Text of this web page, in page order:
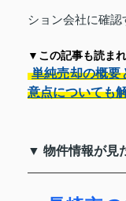
ション会社に確認
▼この記事も読ま
単純売却の概要
意点についても
▼ 物件情報が見